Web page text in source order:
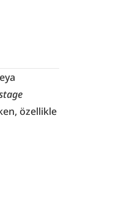
özellikle